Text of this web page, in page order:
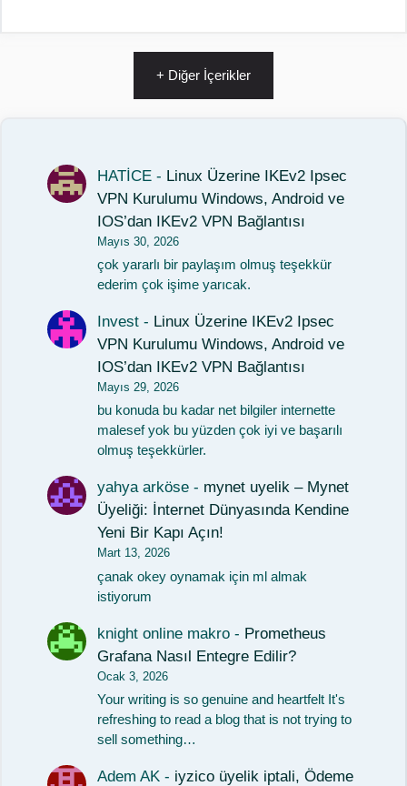
+ Diğer İçerikler
HATİCE - Linux Üzerine IKEv2 Ipsec
VPN Kurulumu Windows, Android ve
IOS’dan IKEv2 VPN Bağlantısı
Mayıs 30, 2026
çok yararlı bir paylaşım olmuş teşekkür
ederim çok işime yarıcak.
Invest - Linux Üzerine IKEv2 Ipsec
VPN Kurulumu Windows, Android ve
IOS’dan IKEv2 VPN Bağlantısı
Mayıs 29, 2026
bu konuda bu kadar net bilgiler internette
malesef yok bu yüzden çok iyi ve başarılı
olmuş teşekkürler.
yahya arköse - mynet uyelik – Mynet
Üyeliği: İnternet Dünyasında Kendine
Yeni Bir Kapı Açın!
Mart 13, 2026
çanak okey oynamak için ml almak
istiyorum
knight online makro - Prometheus
Grafana Nasıl Entegre Edilir?
Ocak 3, 2026
Your writing is so genuine and heartfelt It's
refreshing to read a blog that is not trying to
sell something…
Adem AK - iyzico üyelik iptali, Ödeme